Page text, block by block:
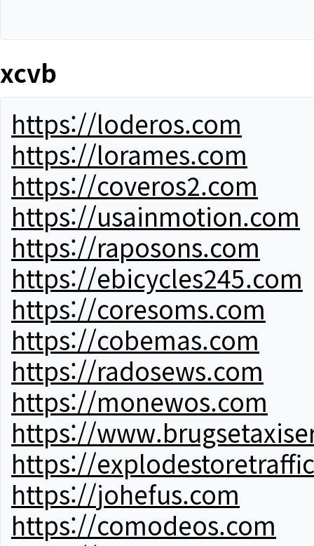
xcvb
https://loderos.com
https://lorames.com
https://coveros2.com
https://usainmotion.com
https://raposons.com
https://ebicycles245.com
https://coresoms.com
https://cobemas.com
https://radosews.com
https://monewos.com
https://
https://
https://johefus.com
https://comodeos.com